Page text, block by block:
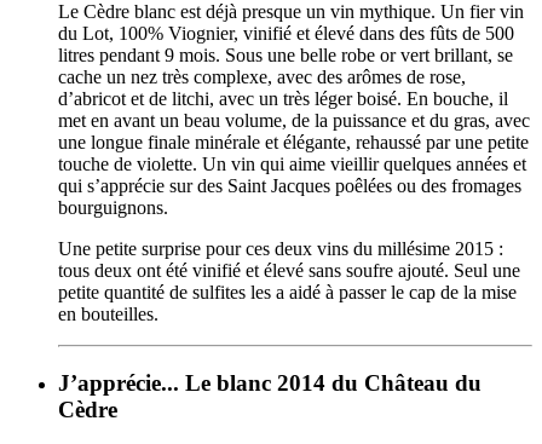
Le Cèdre blanc est déjà presque un vin mythique. Un fier vin
du Lot, 100% Viognier, vinifié et élevé dans des fûts de 500
litres pendant 9 mois. Sous une belle robe or vert brillant, se
cache un nez très complexe, avec des arômes de rose,
d’abricot et de litchi, avec un très léger boisé. En bouche, il
met en avant un beau volume, de la puissance et du gras, avec
une longue finale minérale et élégante, rehaussé par une petite
touche de violette. Un vin qui aime vieillir quelques années et
qui s’apprécie sur des Saint Jacques poêlées ou des fromages
bourguignons.
Une petite surprise pour ces deux vins du millésime 2015 :
tous deux ont été vinifié et élevé sans soufre ajouté. Seul une
petite quantité de sulfites les a aidé à passer le cap de la mise
en bouteilles.
J’apprécie... Le blanc 2014 du Château du
Cèdre